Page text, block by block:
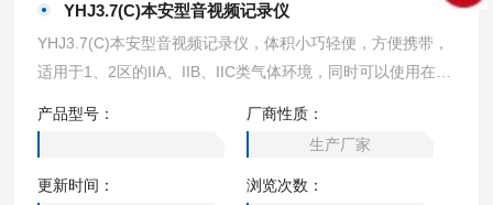
YHJ3.7(C)本安型音视频记录仪
YHJ3.7(C)本安型音视频记录仪，体积小巧轻便，方便携带，
适用于1、2区的IIA、IIB、IIC类气体环境，同时可以使用在可
产品型号：
厂商性质：
生产厂家
更新时间：
浏览次数：